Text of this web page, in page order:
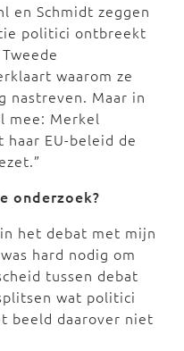
en Schmidt zeggen
politici ontbreekt
waarom ze
nastreven. Maar in
mee: Merkel
EU-beleid de
onderzoek?
het debat met mijn
hard nodig om
tussen debat
wat politici
beeld daarover niet